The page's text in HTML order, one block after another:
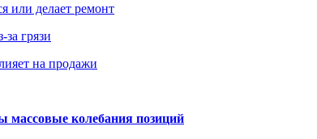
или делает ремонт
грязи
на продажи
массовые колебания позиций